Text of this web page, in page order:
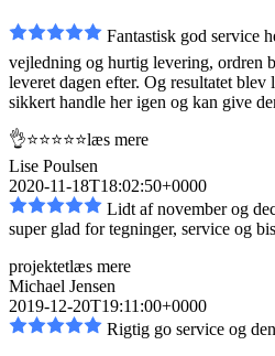
Fantastisk god service
vejledning og hurtig levering, ordren
leveret dagen efter. Og resultatet
sikkert handle her igen og kan give
👌⭐️⭐️⭐️⭐️⭐️læs mere
Lise Poulsen
2020-11-18T18:02:50+0000
Lidt af november og
super glad for tegninger, service og
projektetlæs mere
Michael Jensen
2019-12-20T19:11:00+0000
Rigtig go service og